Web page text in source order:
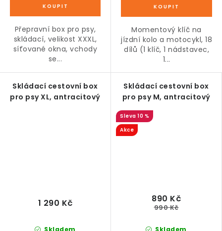
Přepravní box pro psy,
skládací, velikost XXXL,
síťované okna, vchody
se...
Momentový klíč na
jízdní kolo a motocykl, 18
dílů (1 klíč, 1 nádstavec,
1...
Skládací cestovní box
pro psy XL, antracitový
1 290 Kč
Skládací cestovní box
pro psy M, antracitový
10 %
Akce
890 Kč
990 Kč